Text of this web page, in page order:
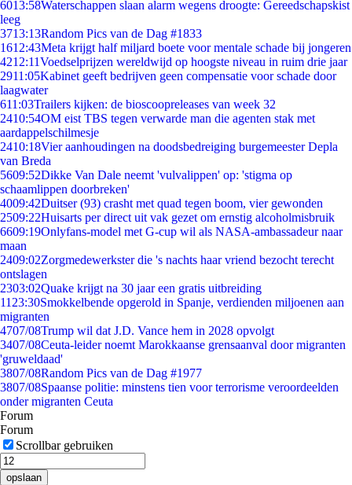
6013:58Waterschappen slaan alarm wegens droogte: Gereedschapskist
leeg
3713:13Random Pics van de Dag #1833
1612:43Meta krijgt half miljard boete voor mentale schade bij jongeren
4212:11Voedselprijzen wereldwijd op hoogste niveau in ruim drie jaar
2911:05Kabinet geeft bedrijven geen compensatie voor schade door
laagwater
611:03Trailers kijken: de bioscoopreleases van week 32
2410:54OM eist TBS tegen verwarde man die agenten stak met
aardappelschilmesje
2410:18Vier aanhoudingen na doodsbedreiging burgemeester Depla
van Breda
5609:52Dikke Van Dale neemt 'vulvalippen' op: 'stigma op
schaamlippen doorbreken'
4009:42Duitser (93) crasht met quad tegen boom, vier gewonden
2509:22Huisarts per direct uit vak gezet om ernstig alcoholmisbruik
6609:19Onlyfans-model met G-cup wil als NASA-ambassadeur naar
maan
2409:02Zorgmedewerkster die 's nachts haar vriend bezocht terecht
ontslagen
2303:02Quake krijgt na 30 jaar een gratis uitbreiding
11 23:30Smokkelbende opgerold in Spanje, verdienden miljoenen aan
migranten
4707/08Trump wil dat J.D. Vance hem in 2028 opvolgt
3407/08Ceuta-leider noemt Marokkaanse grensaanval door migranten
'gruweldaad'
3807/08Random Pics van de Dag #1977
3807/08Spaanse politie: minstens tien voor terrorisme veroordeelden
onder migranten Ceuta
Forum
Forum
Scrollbar gebruiken
opslaan